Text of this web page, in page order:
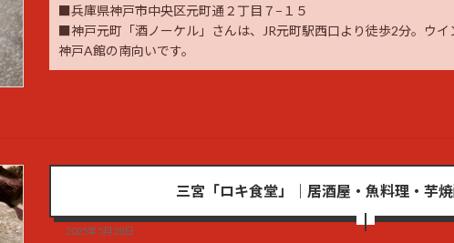
■兵庫県神戸市中央区元町通２丁目７−１５
■神戸元町「酒ノーケル」さんは、JR元町駅西口より徒歩2分。ウイ
神戸A館の南向いです。
三宮「ロキ食堂」｜居酒屋・魚料理・芋
2025年5月28日